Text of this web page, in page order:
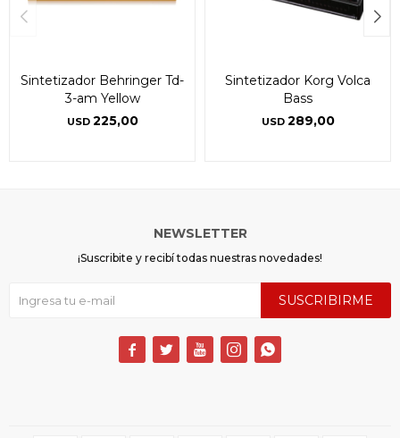
Sintetizador Behringer Td-
3-am Yellow
USD 225,00
Sintetizador Korg Volca
Bass
USD 289,00
NEWSLETTER
¡Suscribite y recibí todas nuestras novedades!
SUSCRIBIRME
    